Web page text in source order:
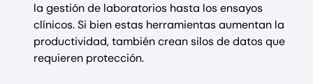
la gestión de laboratorios hasta los ensayos
clínicos. Si bien estas herramientas aumentan la
productividad, también crean silos de datos que
requieren protección.